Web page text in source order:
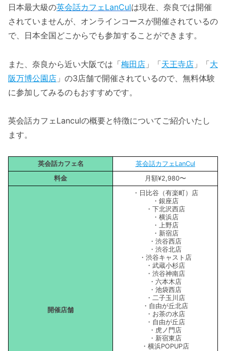
日本最大級の英会話カフェLanCulは現在、奈良では開催
されていませんが、オンラインコースが開催されているの
で、日本全国どこからでも参加することができます。
また、奈良から近い大阪では「梅田店 」「天王寺店 」「大
阪万博公園店 」の3店舗で開催されているので、無料体験
に参加してみるのもおすすめです。
英会話カフェLanculの概要と特徴についてご紹介いたし
ます。
英会話カフェ名
英会話カフェLanCul
料金
月額¥2,980〜
開催店舗
・日比谷（有楽町）店
・銀座店
・下北沢西店
・横浜店
・上野店
・新宿店
・渋谷西店
・渋谷北店
・渋谷キャスト店
・武蔵小杉店
・渋谷神南店
・六本木店
・池袋西店
・二子玉川店
・自由が丘北店
・お茶の水店
・自由が丘店
・虎ノ門店
・新宿東店
・横浜POPUP店